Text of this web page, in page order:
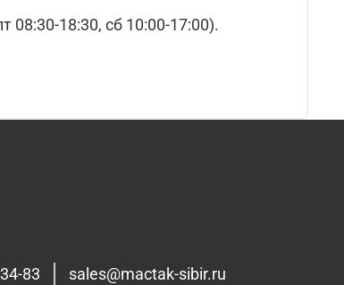
08:30-18:30, сб 10:00-17:00).
83
sales@mactak-sibir.ru